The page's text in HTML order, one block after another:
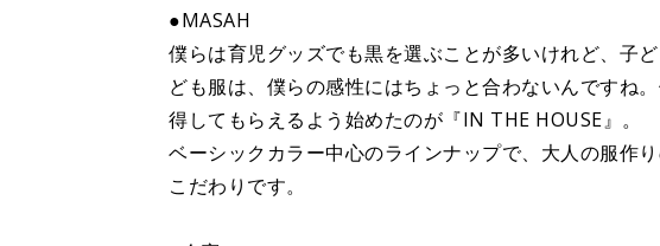
●MASAH
僕らは育児グッズでも黒を選ぶことが多いけれど、子
ども服は、僕らの感性にはちょっと合わないんですね
得してもらえるよう始めたのが『IN THE HOUSE』。
ベーシックカラー中心のラインナップで、大人の服作
こだわりです。